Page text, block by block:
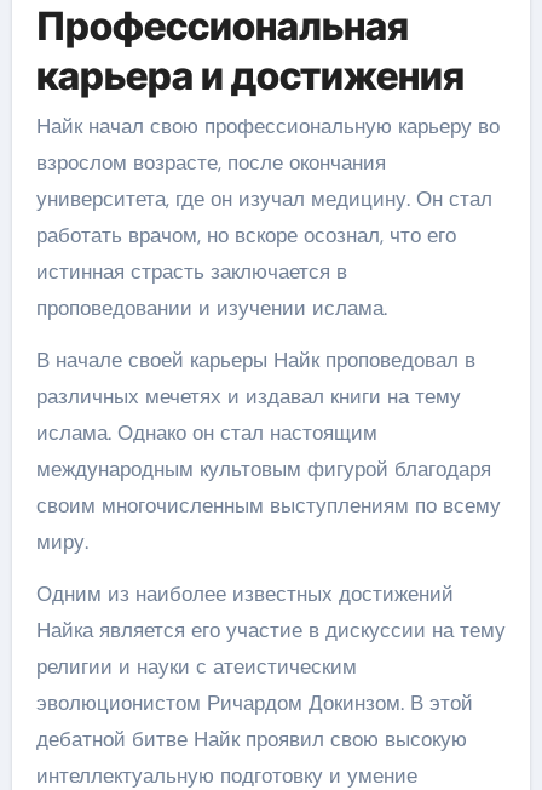
Профессиональная
карьера и достижения
Найк начал свою профессиональную карьеру во
взрослом возрасте, после окончания
университета, где он изучал медицину. Он стал
работать врачом, но вскоре осознал, что его
истинная страсть заключается в
проповедовании и изучении ислама.
В начале своей карьеры Найк проповедовал в
различных мечетях и издавал книги на тему
ислама. Однако он стал настоящим
международным культовым фигурой благодаря
своим многочисленным выступлениям по всему
миру.
Одним из наиболее известных достижений
Найка является его участие в дискуссии на тему
религии и науки с атеистическим
эволюционистом Ричардом Докинзом. В этой
дебатной битве Найк проявил свою высокую
интеллектуальную подготовку и умение